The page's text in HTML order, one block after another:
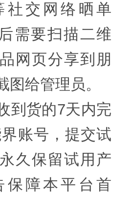
社交网络晒单
需要扫描二维
网页分享到朋
图给管理员。
到货的7天内完
账号，提交试
久保留试用产
保障本平台首